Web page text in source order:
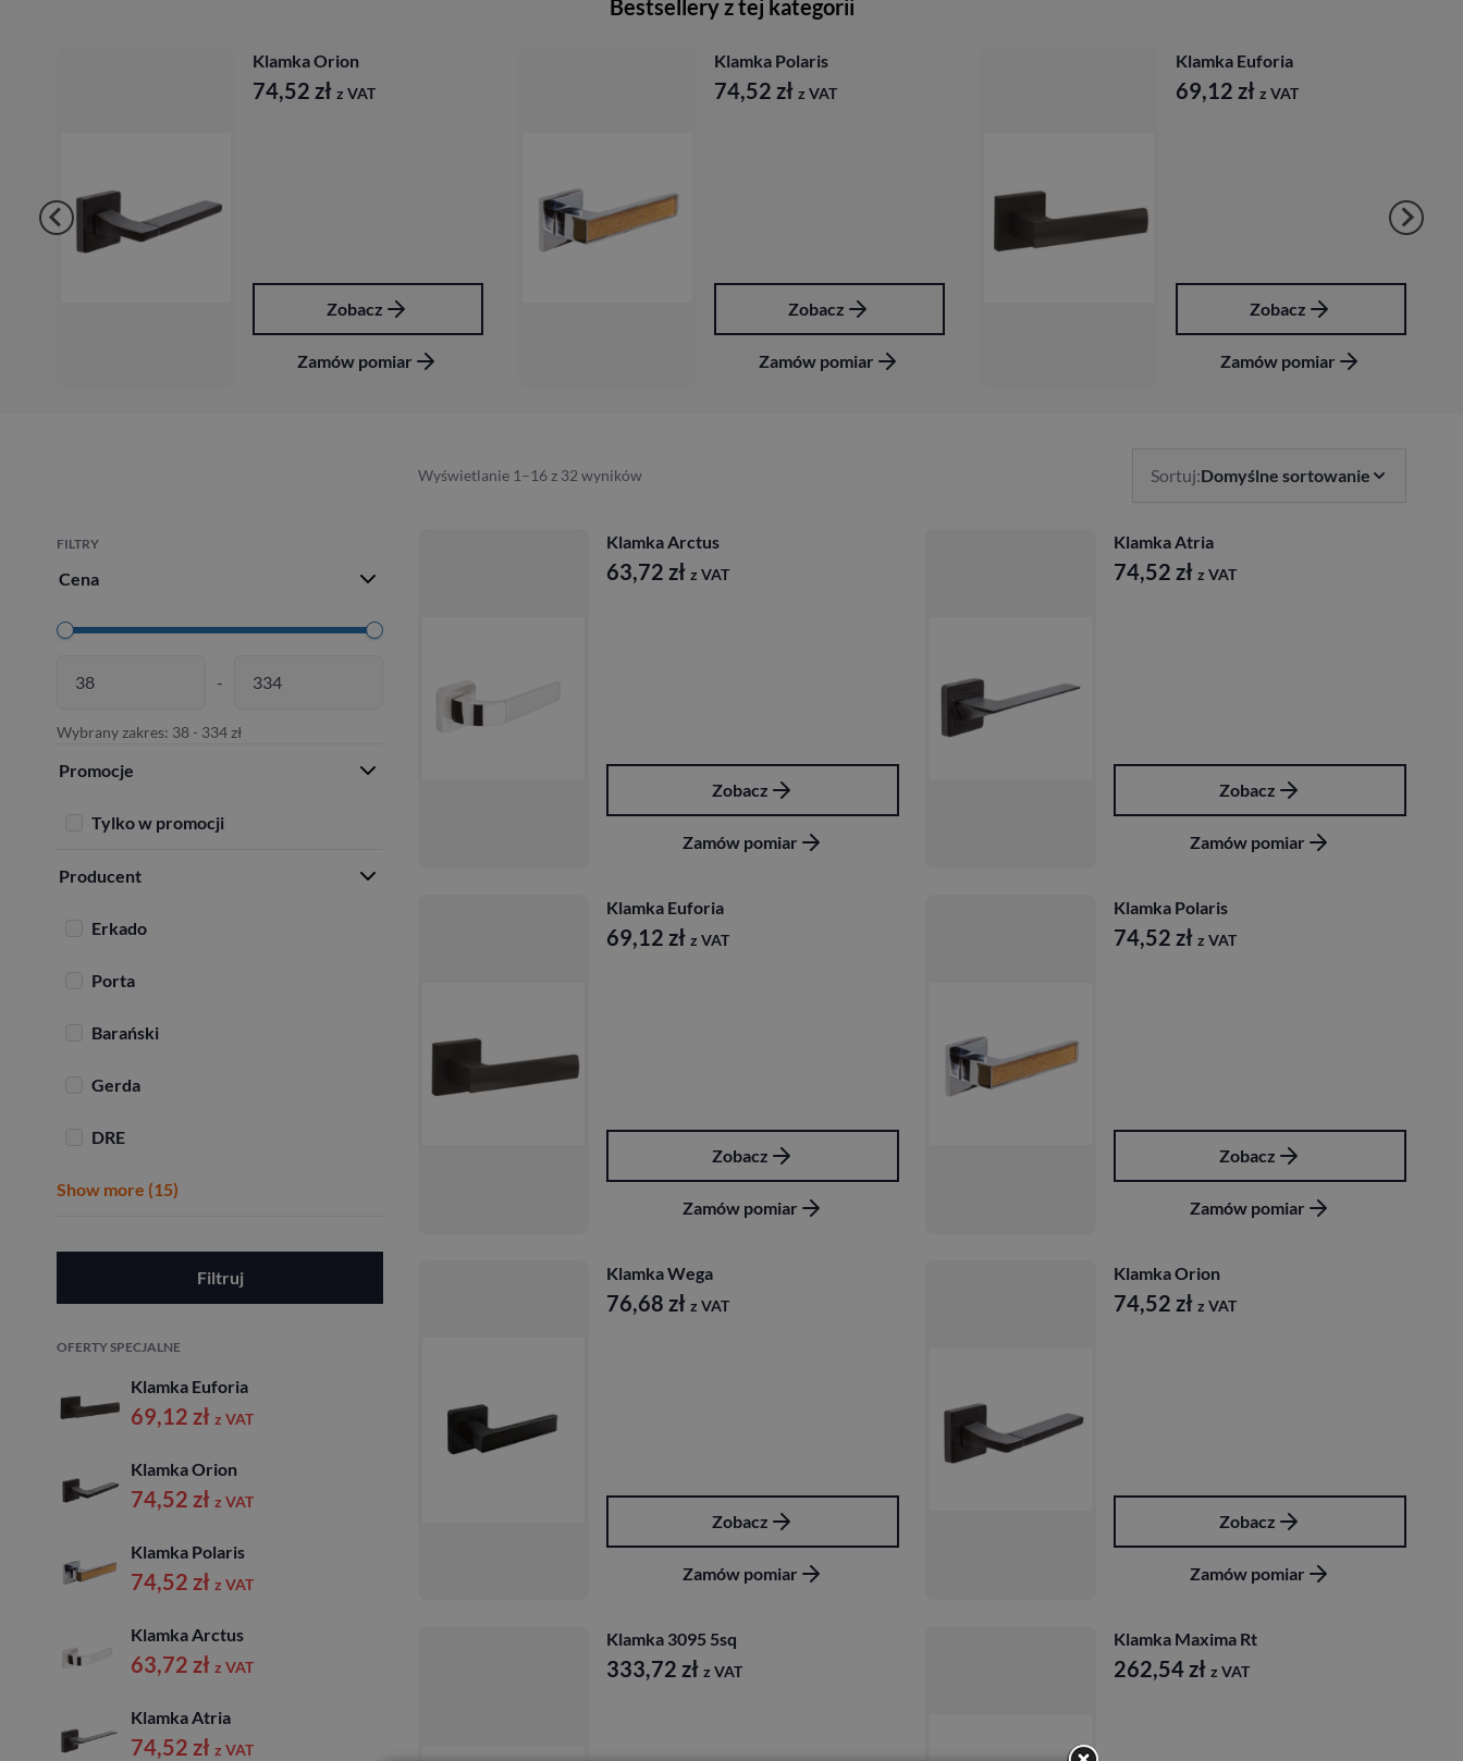
Bestsellery z tej kategorii
Klamka Orion
74,52 zł z VAT
Zobacz
Zamów pomiar
Klamka Polaris
74,52 zł z VAT
Zobacz
Zamów pomiar
Klamka Euforia
69,12 zł z VAT
Zobacz
Zamów pomiar
FILTRY
Cena
-
Wybrany zakres: 38 - 334 zł
Promocje
Tylko w promocji
Producent
Erkado
Porta
Barański
Gerda
DRE
Show more (15)
Filtruj
Wyświetlanie 1–16 z 32 wyników Sortuj:Domyślne sortowanie
Klamka Arctus
63,72 zł z VAT
Zobacz
Zamów pomiar
Klamka Atria
74,52 zł z VAT
Zobacz
Zamów pomiar
Klamka Euforia
69,12 zł z VAT
Zobacz
Zamów pomiar
Klamka Polaris
74,52 zł z VAT
Zobacz
Zamów pomiar
Klamka Wega
76,68 zł z VAT
Zobacz
Zamów pomiar
Klamka Orion
74,52 zł z VAT
Zobacz
Zamów pomiar
Klamka 3095 5sq
333,72 zł z VAT
Klamka Maxima Rt
262,54zł z VAT
OFERTY SPECJALNE
Klamka Euforia
69,12 zł z VAT
Klamka Orion
74,52 zł z VAT
Klamka Polaris
74,52 zł z VAT
Klamka Arctus
63,72 zł z VAT
Klamka Atria
74,52 zł z VAT